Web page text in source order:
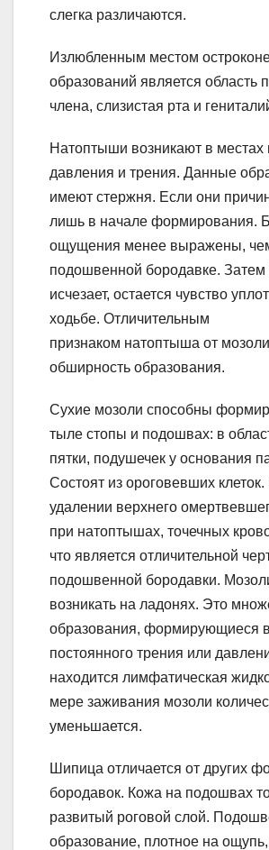
слегка различаются.
Излюбленным местом
образований является область
члена, слизистая рта и
Натоптыши возникают в местах
давления и трения. Данные
имеют стержня. Если они
лишь в начале формирования.
ощущения менее выражены,
подошвенной бородавке. Затем
исчезает, остается чувство
ходьбе. Отличительным
признаком натоптыша от
обширность образования.
Сухие мозоли способны
тыле стопы и подошвах: в
пятки, подушечек у основания
Состоят из ороговевших
удалении верхнего
при натоптышах, точечных
что является отличительной
подошвенной бородавки.
возникать на ладонях. Это
образования, формирующиеся
постоянного трения или
находится лимфатическая
мере заживания мозоли
уменьшается.
Шипица отличается от других
бородавок. Кожа на подошвах
развитый роговой слой.
образование, плотное на